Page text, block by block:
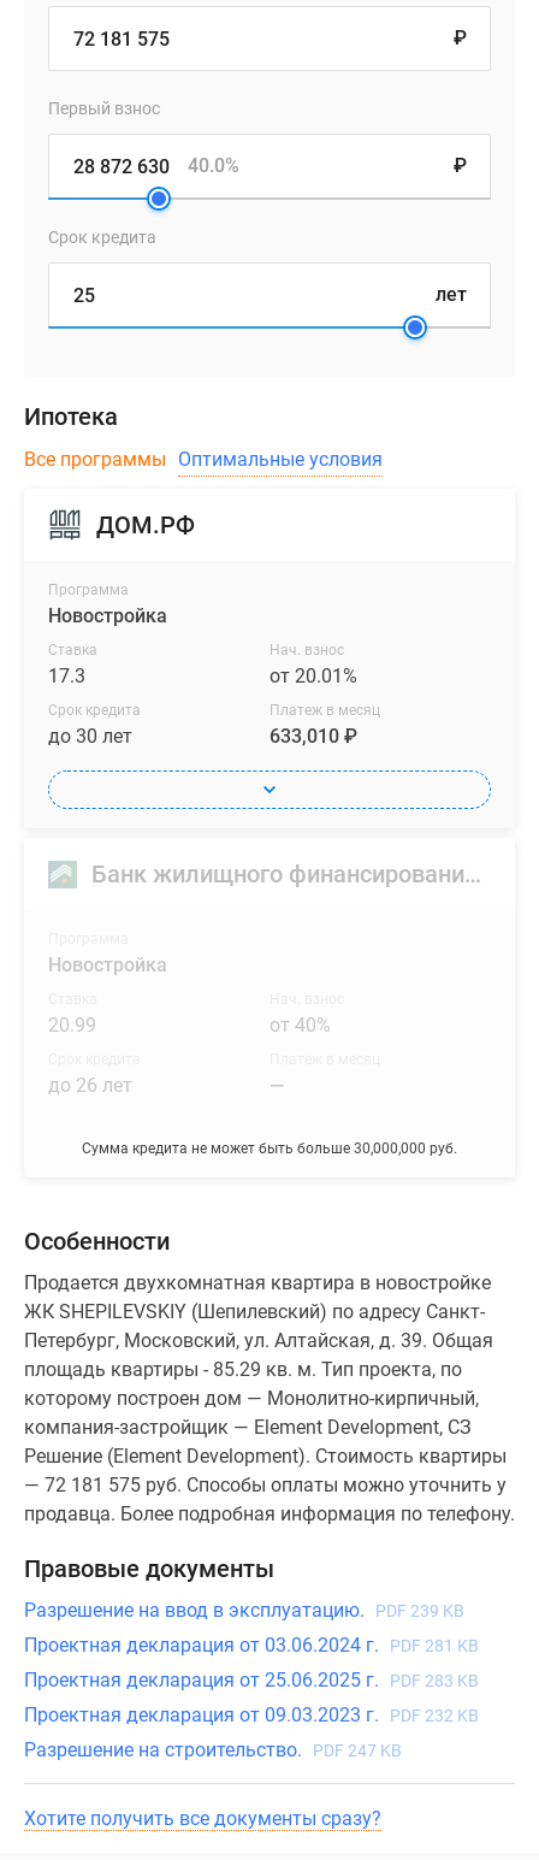
₽
Первый взнос
₽
40.0%
Срок кредита
лет
Ипотека
Все программы Оптимальные условия
ДОМ.РФ
Программа
Новостройка
Ставка
17.3
Нач. взнос
от 20.01%
Срок кредита
до 30 лет
Платеж в месяц
633,010 ₽
Банк жилищного финансирования (БЖФ)
Сумма кредита не может быть больше 30,000,000 руб.
Новостройка
20.99 от 40%
до 26 лет —
Особенности
Продается двухкомнатная квартира в новостройке
ЖК SHEPILEVSKIY (Шепилевский) по адресу Санкт-
Петербург, Московский, ул. Алтайская, д. 39. Общая
площадь квартиры - 85.29 кв. м. Тип проекта, по
которому построен дом — Монолитно-кирпичный,
компания-застройщик — Element Development, СЗ
Решение (Element Development). Стоимость квартиры
— 72 181 575 руб. Способы оплаты можно уточнить у
продавца. Более подробная информация по телефону.
Правовые документы
Разрешение на ввод в эксплуатацию. PDF 239 KB
Проектная декларация от 03.06.2024 г. PDF 281 KB
Проектная декларация от 25.06.2025 г. PDF 283 KB
Проектная декларация от 09.03.2023 г. PDF 232 KB
Разрешение на строительство. PDF 247 KB
Хотите получить все документы сразу?